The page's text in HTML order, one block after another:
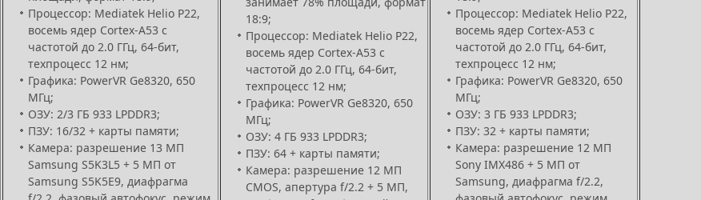
Процессор: Mediatek Helio P22,
восемь ядер Cortex-A53 с
частотой до 2.0 ГГц, 64-бит,
техпроцесс 12 нм;
Графика: PowerVR Ge8320, 650
МГц;
ОЗУ: 2/3 ГБ 933 LPDDR3;
ПЗУ: 16/32 + карты памяти;
Камера: разрешение 13 МП
Samsung S5K3L5 + 5 МП от
Samsung S5K5E9, диафрагма
18:9;
Процессор: Mediatek Helio P22,
восемь ядер Cortex-A53 с
частотой до 2.0 ГГц, 64-бит,
техпроцесс 12 нм;
Графика: PowerVR Ge8320, 650
МГц;
ОЗУ: 4 ГБ 933 LPDDR3;
ПЗУ: 64 + карты памяти;
Камера: разрешение 12 МП
CMOS, апертура f/2.2 + 5 МП,
Процессор: Mediatek Helio P22,
восемь ядер Cortex-A53 с
частотой до 2.0 ГГц, 64-бит,
техпроцесс 12 нм;
Графика: PowerVR Ge8320, 650
МГц;
ОЗУ: 3 ГБ 933 LPDDR3;
ПЗУ: 32 + карты памяти;
Камера: разрешение 12 МП
Sony IMX486 + 5 МП от
Samsung, диафрагма f/2.2,